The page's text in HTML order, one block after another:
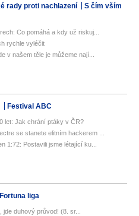
rady proti nachlazení
S čím vším
Co pomáhá a kdy už riskuj...
rychle vyléčit
v našem těle je můžeme nají...
Festival ABC
let: Jak chrání ptáky v ČR?
se stanete elitním hackerem ...
1:72: Postavili jsme létající ku...
Fortuna liga
duhový průvod! (8. sr...